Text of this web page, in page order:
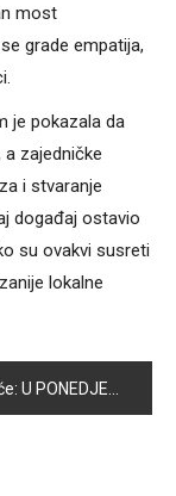
most
grade empatija,
je pokazala da
zajedničke
i stvaranje
događaj ostavio
su ovakvi susreti
lokalne
U PONEDJELJAK ĆE BITI OBILJEŽENA 35. GODIŠNJICA OSNIVANJA PATRIOTSKE LIGE VOGOŠĆA